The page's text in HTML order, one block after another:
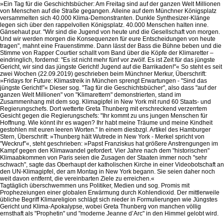
»Ein Tag für die Geschichtsbücher: Am Freitag sind auf der ganzen Welt Millionen
von Menschen auf die Straße gegangen. Alleine auf dem Münchner Königsplatz
versammelten sich 40.000 Klima-Demonstranten. Dunkle Synthesizer-Klänge
legen sich über den rappelvollen Königsplatz. 40.000 Menschen halten inne.
Gänsehaut pur. "Wir sind die Jugend von heute und die Gesellschaft von morgen.
Und wir werden morgen die Konsequenzen für eure Entscheidungen von heute
tragen", mahnt eine Frauenstimme. Dann lässt der Bass die Bühne beben und die
Stimme von Rapper Courtier schallt vom Band über die Köpfe der Klimaretter –
eindringlich, fordernd: "Es ist nicht mehr fünf vor zwölf. Es ist Zeit für das jüngste
Gericht, wir sind das jüngste Gericht! Jugend auf die Barrikaden!"« So steht es seit
zwei Wochen (22.09.2019) geschrieben beim Münchner Merkur, Überschrift:
»Fridays for Future: Klimastreik in München sprengt Erwartungen - "Sind das
jüngste Gericht!"« Dieser sog. "Tag für die Geschichtsbücher", also dass "auf der
ganzen Welt Millionen" von "Klimarettern" demonstrierten, stand im
Zusammenhang mit dem sog. Klimagipfel in New York mit rund 60 Staats- und
Regierungschefs. Dort wetterte Greta Thunberg mit erschreckend verzerrtem
Gesicht gegen die Regierungschefs: "Ihr kommt zu uns jungen Menschen für
Hoffnung. Wie könnt ihr es wagen? Ihr habt meine Träume und meine Kindheit
gestohlen mit euren leeren Worten." In einem diesbzgl. Artikel des Hamburger
Stern, Überschrift: »Thunberg hält Wutrede in New York - Merkel spricht von
"Weckruf"«, steht geschrieben: »Papst Franziskus hat größere Anstrengungen im
Kampf gegen den Klimawandel gefordert. Vier Jahre nach dem "historischen"
Klimaabkommen von Paris seien die Zusagen der Staaten immer noch "sehr
schwach", sagte das Oberhaupt der katholischen Kirche in einer Videobotschaft an
den UN-Klimagipfel, der am Montag in New York begann. Sie seien daher noch
weit davon entfernt, die vereinbarten Ziele zu erreichen.«
Tagtäglich überschwemmen uns Politiker, Medien und sog. Promis mit
Prophezeiungen einer globalen Erwärmung durch Kohlendioxid. Der mittlerweile
übliche Begriff Klimareligion schlägt sich nieder in Formulierungen wie Jüngstes
Gericht und Klima-Apokalypse, wobei Greta Thunberg von manchen völlig
ernsthaft als "Prophetin" und "moderne Jeanne d’Arc" in den Himmel gelobt wird.